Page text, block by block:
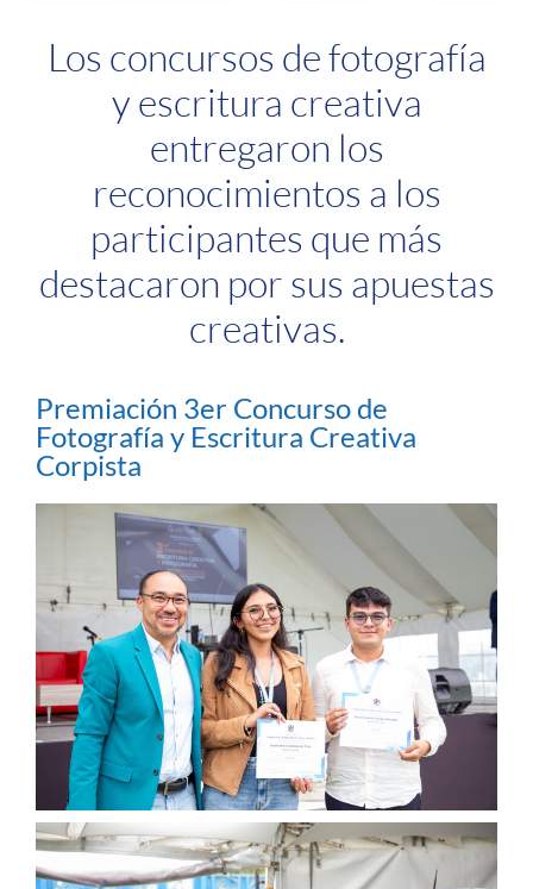
Los concursos de fotografía
y escritura creativa
entregaron los
reconocimientos a los
participantes que más
destacaron por sus apuestas
creativas.
Premiación 3er Concurso de
Fotografía y Escritura Creativa
Corpista